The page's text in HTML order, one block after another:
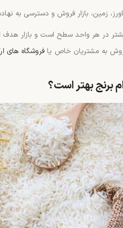
زمین، بازار فروش و دسترسی به
در هر واحد سطح است و بازار هدف
به مشتریان خاص یا فروشگاه های
برنج بهتر است؟